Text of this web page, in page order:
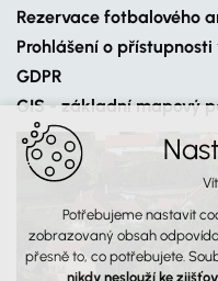
Rezervace fotbalového
Prohlášení o
GDPR
GIS - základní mapový
Potřebujeme nastavit
zobrazovaný obsah
přesně to, co potřebujete.
nikdy neslouží ke